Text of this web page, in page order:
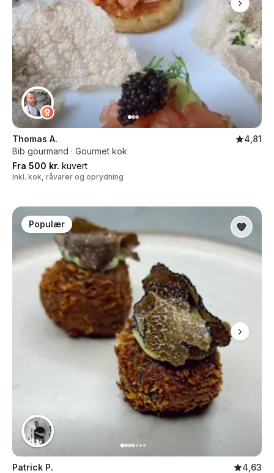
Thomas A.
4,81
Bib gourmand · Gourmet kok
Fra 500 kr. kuvert
Inkl. kok, råvarer og oprydning
Populær
Patrick P.
4,63